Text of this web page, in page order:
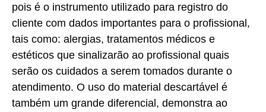
pois é o instrumento utilizado para registro do
cliente com dados importantes para o profissional,
tais como: alergias, tratamentos médicos e
estéticos que sinalizarão ao profissional quais
serão os cuidados a serem tomados durante o
atendimento. O uso do material descartável é
também um grande diferencial, demonstra ao